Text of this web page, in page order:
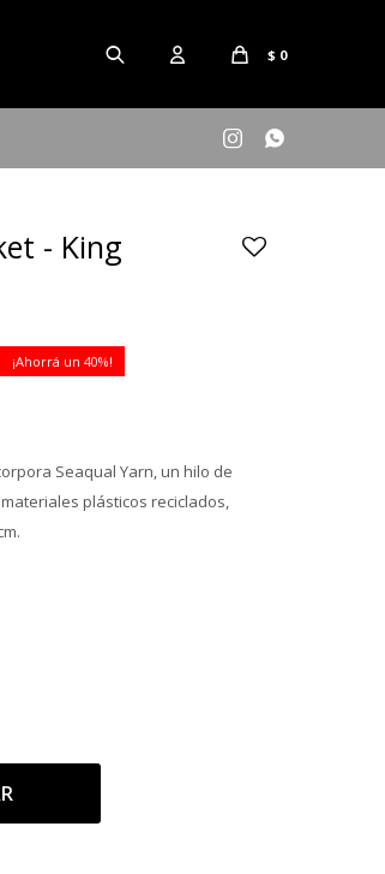
$ 0
 
- King
40
Seaqual Yarn, un hilo de
plásticos reciclados,